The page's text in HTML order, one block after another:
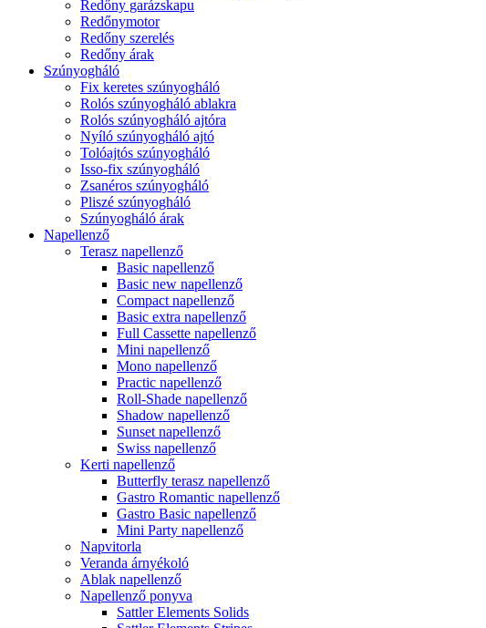
Redőny garázskapu
Redőnymotor
Redőny szerelés
Redőny árak
Szúnyogháló
Fix keretes szúnyogháló
Rolós szúnyogháló ablakra
Rolós szúnyogháló ajtóra
Nyíló szúnyogháló ajtó
Tolóajtós szúnyogháló
Isso-fix szúnyogháló
Zsanéros szúnyogháló
Pliszé szúnyogháló
Szúnyogháló árak
Napellenző
Terasz napellenző
Basic napellenző
Basic new napellenző
Compact napellenző
Basic extra napellenző
Full Cassette napellenző
Mini napellenző
Mono napellenző
Practic napellenző
Roll-Shade napellenző
Shadow napellenző
Sunset napellenző
Swiss napellenző
Kerti napellenző
Butterfly terasz napellenző
Gastro Romantic napellenző
Gastro Basic napellenző
Mini Party napellenző
Napvitorla
Veranda árnyékoló
Ablak napellenző
Napellenző ponyva
Sattler Elements Solids